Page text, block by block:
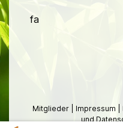
fa
Mitglieder Impressum
und